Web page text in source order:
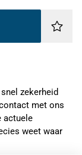
zekerheid
met ons
actuele
weet waar